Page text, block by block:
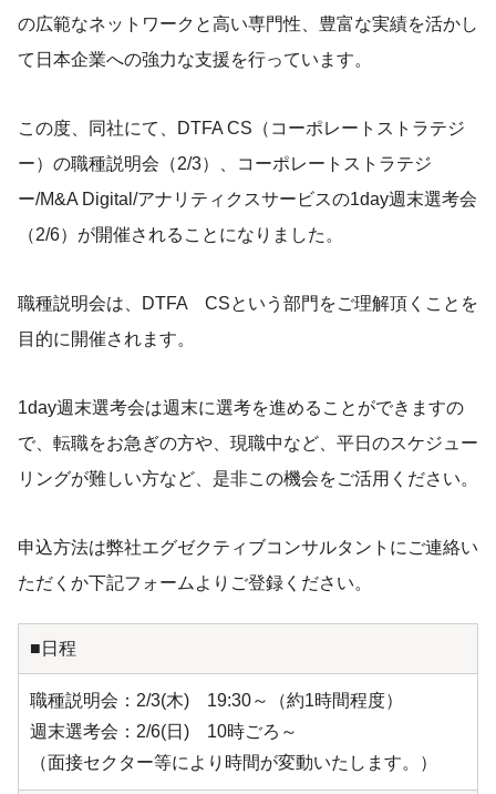
の広範なネットワークと高い専門性、豊富な実績を活かし
て日本企業への強力な支援を行っています。
この度、同社にて、DTFA CS（コーポレートストラテジ
ー）の職種説明会（2/3）、コーポレートストラテジ
ー/M&A Digital/アナリティクスサービスの1day週末選考会
（2/6）が開催されることになりました。
職種説明会は、DTFA CSという部門をご理解頂くことを
目的に開催されます。
1day週末選考会は週末に選考を進めることができますの
で、転職をお急ぎの方や、現職中など、平日のスケジュー
リングが難しい方など、是非この機会をご活用ください。
申込方法は弊社エグゼクティブコンサルタントにご連絡い
ただくか下記フォームよりご登録ください。
■日程
職種説明会：2/3(木) 19:30～（約1時間程度）
週末選考会：2/6(日) 10時ごろ～
（面接セクター等により時間が変動いたします。）